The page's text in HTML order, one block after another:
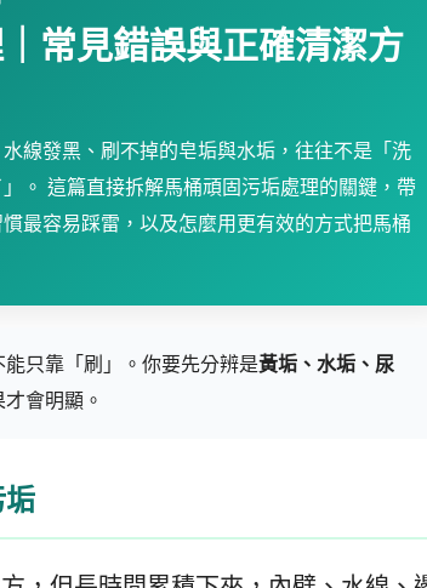
常見錯誤與正確清潔方
線發黑、刷不掉的皂垢與水垢，往往不是「洗
。 這篇直接拆解馬桶頑固污垢處理的關鍵，帶
最容易踩雷，以及怎麼用更有效的方式把馬桶
只靠「刷」。你要先分辨是黃垢、水垢、尿
會明顯。
垢